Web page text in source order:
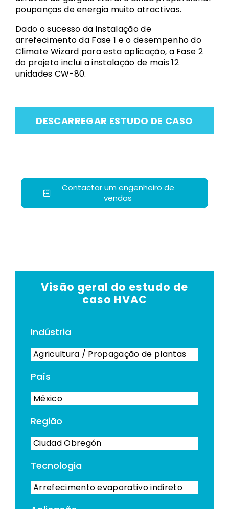
poupanças de energia muito atractivas.
Dado o sucesso da instalação de
arrefecimento da Fase 1 e o desempenho do
Climate Wizard para esta aplicação, a Fase 2
do projeto inclui a instalação de mais 12
unidades CW-80.
DESCARREGAR ESTUDO DE CASO
Contactar um engenheiro de
vendas
Visão geral do estudo de
caso HVAC
Indústria
Agricultura / Propagação de plantas
País
México
Região
Ciudad Obregón
Tecnologia
Arrefecimento evaporativo indireto